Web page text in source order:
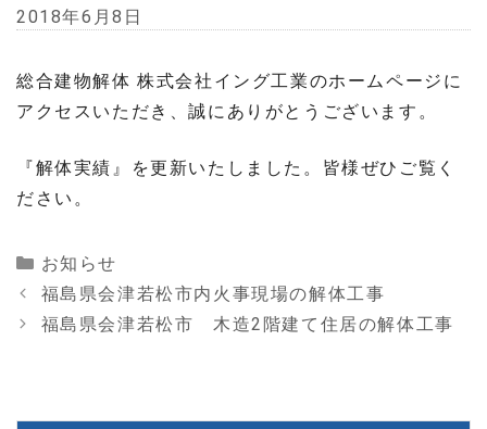
2018年6月8日
総合建物解体 株式会社イング工業のホームページに
アクセスいただき、誠にありがとうございます。
『解体実績』を更新いたしました。皆様ぜひご覧く
ださい。
Categories
お知らせ
福島県会津若松市内火事現場の解体工事
福島県会津若松市 木造2階建て住居の解体工事